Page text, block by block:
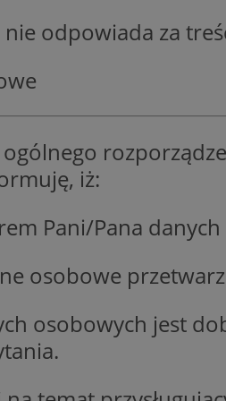
odpowiada za
iż:
Pani/Pana
osobowe
osobowych jest
QeSessID
suid
euds